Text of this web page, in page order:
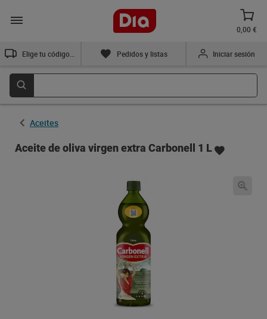
0,00 €
Pedidos y listas Iniciar sesión
Aceites
Aceite de oliva virgen extra Carbonell 1 L